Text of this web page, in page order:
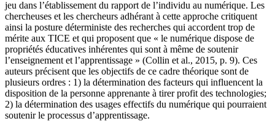
jeu dans l’établissement du rapport de l’individu au numérique. Les
chercheuses et les chercheurs adhérant à cette approche critiquent
ainsi la posture déterministe des recherches qui accordent trop de
mérite aux TICE et qui proposent que « le numérique dispose de
propriétés éducatives inhérentes qui sont à même de soutenir
l’enseignement et l’apprentissage » (Collin et al., 2015, p. 9). Ces
auteurs précisent que les objectifs de ce cadre théorique sont de
plusieurs ordres : 1) la détermination des facteurs qui influencent la
disposition de la personne apprenante à tirer profit des technologies;
2) la détermination des usages effectifs du numérique qui pourraient
soutenir le processus d’apprentissage.